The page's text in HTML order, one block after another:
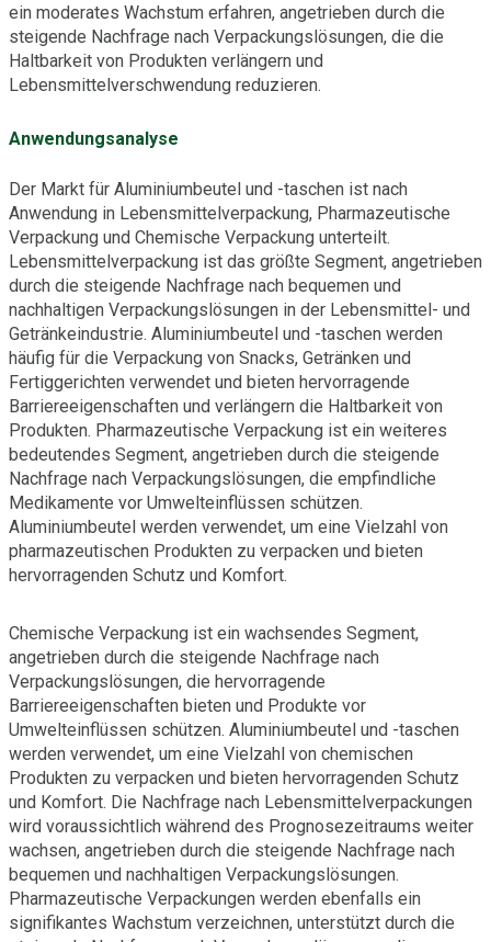
ein moderates Wachstum erfahren, angetrieben durch die
steigende Nachfrage nach Verpackungslösungen, die die
Haltbarkeit von Produkten verlängern und
Lebensmittelverschwendung reduzieren.
Anwendungsanalyse
Der Markt für Aluminiumbeutel und -taschen ist nach
Anwendung in Lebensmittelverpackung, Pharmazeutische
Verpackung und Chemische Verpackung unterteilt.
Lebensmittelverpackung ist das größte Segment, angetrieben
durch die steigende Nachfrage nach bequemen und
nachhaltigen Verpackungslösungen in der Lebensmittel- und
Getränkeindustrie. Aluminiumbeutel und -taschen werden
häufig für die Verpackung von Snacks, Getränken und
Fertiggerichten verwendet und bieten hervorragende
Barriereeigenschaften und verlängern die Haltbarkeit von
Produkten. Pharmazeutische Verpackung ist ein weiteres
bedeutendes Segment, angetrieben durch die steigende
Nachfrage nach Verpackungslösungen, die empfindliche
Medikamente vor Umwelteinflüssen schützen.
Aluminiumbeutel werden verwendet, um eine Vielzahl von
pharmazeutischen Produkten zu verpacken und bieten
hervorragenden Schutz und Komfort.
Chemische Verpackung ist ein wachsendes Segment,
angetrieben durch die steigende Nachfrage nach
Verpackungslösungen, die hervorragende
Barriereeigenschaften bieten und Produkte vor
Umwelteinflüssen schützen. Aluminiumbeutel und -taschen
werden verwendet, um eine Vielzahl von chemischen
Produkten zu verpacken und bieten hervorragenden Schutz
und Komfort. Die Nachfrage nach Lebensmittelverpackungen
wird voraussichtlich während des Prognosezeitraums weiter
wachsen, angetrieben durch die steigende Nachfrage nach
bequemen und nachhaltigen Verpackungslösungen.
Pharmazeutische Verpackungen werden ebenfalls ein
signifikantes Wachstum verzeichnen, unterstützt durch die